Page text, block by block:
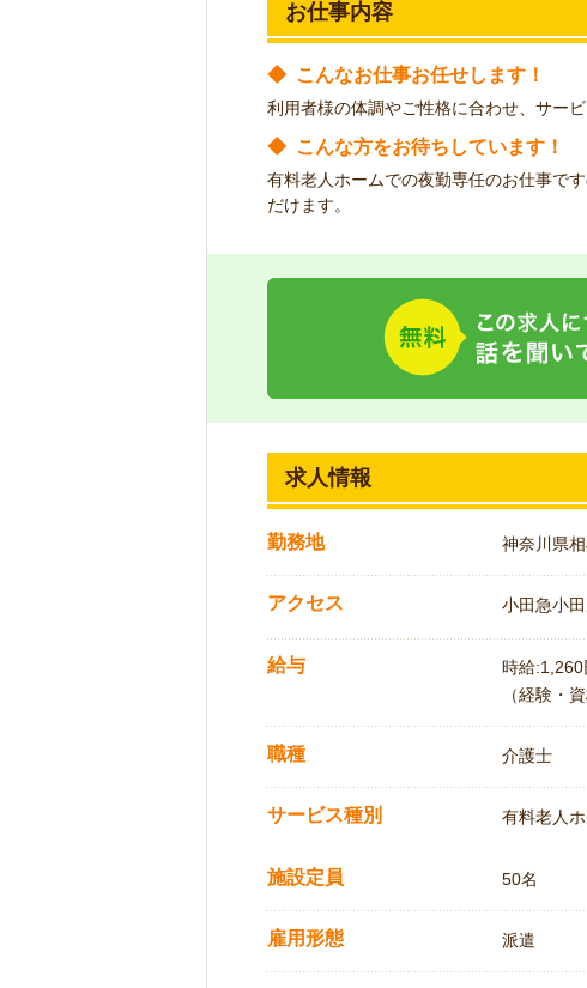
お仕事内容
◆ こんなお仕事お任せします！
利用者様の体調やご性格に合わせ、サー
◆ こんな方をお待ちしています！
有料老人ホームでの夜勤専任のお仕事で
だけます。
求人情報
勤務地 神奈川県
アクセス 小田急小
給与
時給:1,260
（経験・
職種 介護士
サービス種別 有料老人
施設定員 50名
雇用形態 派遣